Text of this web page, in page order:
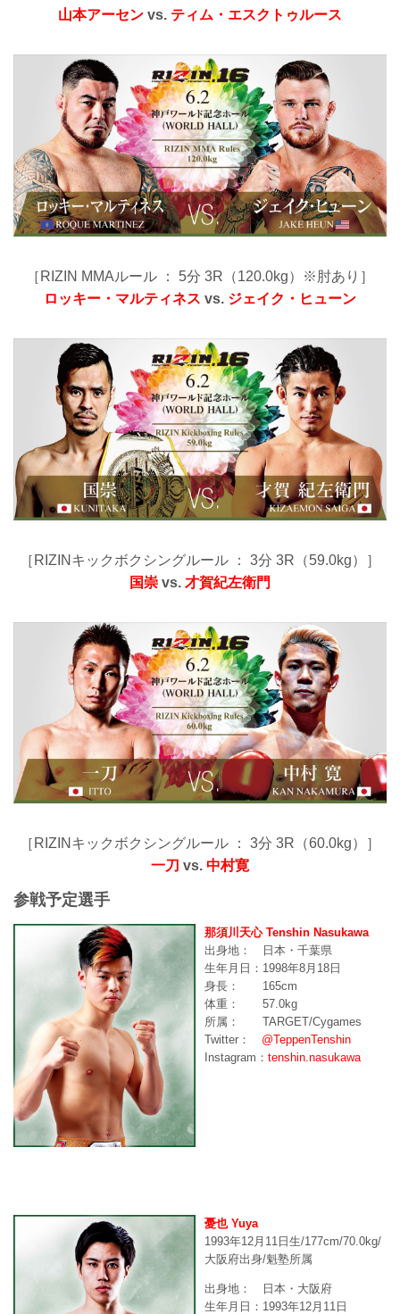
山本アーセン vs. ティム・エスクトゥルース
［RIZIN MMAルール ： 5分 3R（120.0kg）※肘あり］
ロッキー・マルティネス vs. ジェイク・ヒューン
［RIZINキックボクシングルール ： 3分 3R（59.0kg）］
国崇 vs. 才賀紀左衛門
［RIZINキックボクシングルール ： 3分 3R（60.0kg）］
一刀 vs. 中村寛
参戦予定選手
那須川天心 Tenshin Nasukawa
出身地： 日本・千葉県
生年月日：1998年8月18日
身長： 165cm
体重： 57.0kg
所属： TARGET/Cygames
Twitter： @TeppenTenshin
Instagram： tenshin.nasukawa
憂也 Yuya
1993年12月11日生/177cm/70.0kg/
大阪府出身/魁塾所属
出身地： 日本・大阪府
生年月日：1993年12月11日